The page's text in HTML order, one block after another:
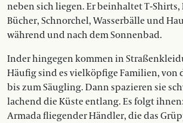
neben sich liegen. Er beinhaltet T-Shirts,
Bücher, Schnorchel, Wasserbälle und
während und nach dem Sonnenbad.
Inder hingegen kommen in
Häufig sind es vielköpfige Familien, von
bis zum Säugling. Dann spazieren sie
lachend die Küste entlang. Es folgt
Armada fliegender Händler, die das